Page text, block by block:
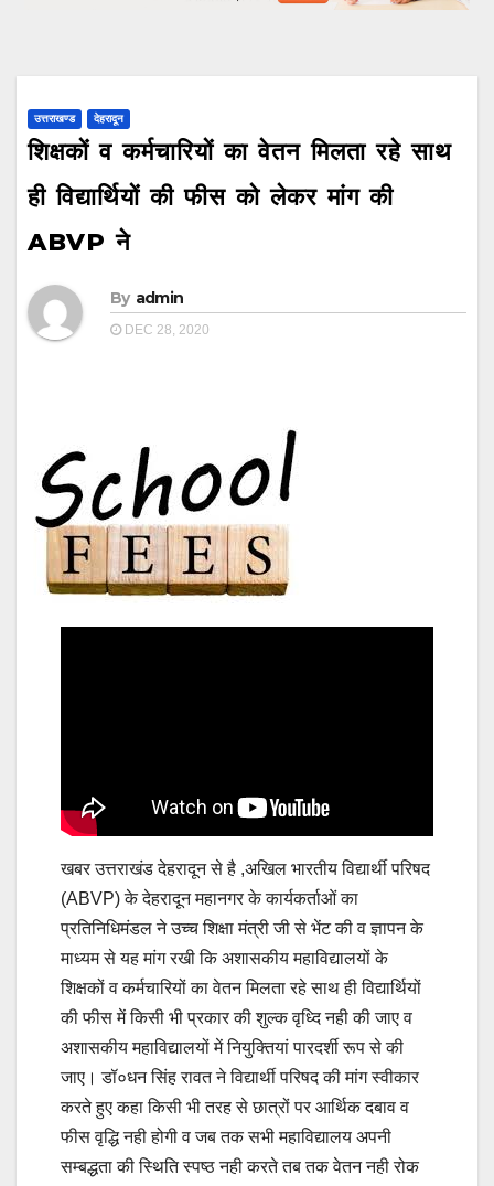
उत्तराखण्ड देहरादून
शिक्षकों व कर्मचारियों का वेतन मिलता रहे साथ
ही विद्यार्थियों की फीस को लेकर मांग की
ABVP ने
By admin
DEC 28, 2020
खबर उत्तराखंड देहरादून से है ,अखिल भारतीय विद्यार्थी परिषद
(ABVP) के देहरादून महानगर के कार्यकर्ताओं का
प्रतिनिधिमंडल ने उच्च शिक्षा मंत्री जी से भेंट की व ज्ञापन के
माध्यम से यह मांग रखी कि अशासकीय महाविद्यालयों के
शिक्षकों व कर्मचारियों का वेतन मिलता रहे साथ ही विद्यार्थियों
की फीस में किसी भी प्रकार की शुल्क वृध्दि नही की जाए व
अशासकीय महाविद्यालयों में नियुक्तियां पारदर्शी रूप से की
जाए। डॉ०धन सिंह रावत ने विद्यार्थी परिषद की मांग स्वीकार
करते हुए कहा किसी भी तरह से छात्रों पर आर्थिक दबाव व
फीस वृद्धि नही होगी व जब तक सभी महाविद्यालय अपनी
सम्बद्धता की स्थिति स्पष्ठ नही करते तब तक वेतन नही रोक